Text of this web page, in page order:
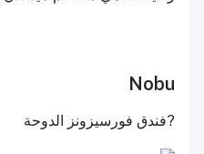
Nobu
?فندق فورسيزونز الدوحة